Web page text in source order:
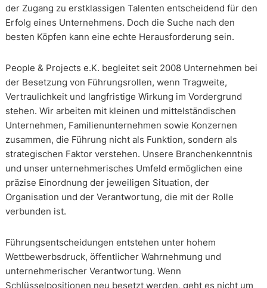
der Zugang zu erstklassigen Talenten entscheidend für den
Erfolg eines Unternehmens. Doch die Suche nach den
besten Köpfen kann eine echte Herausforderung sein.
People & Projects e.K. begleitet seit 2008 Unternehmen bei
der Besetzung von Führungsrollen, wenn Tragweite,
Vertraulichkeit und langfristige Wirkung im Vordergrund
stehen. Wir arbeiten mit kleinen und mittelständischen
Unternehmen, Familienunternehmen sowie Konzernen
zusammen, die Führung nicht als Funktion, sondern als
strategischen Faktor verstehen. Unsere Branchenkenntnis
und unser unternehmerisches Umfeld ermöglichen eine
präzise Einordnung der jeweiligen Situation, der
Organisation und der Verantwortung, die mit der Rolle
verbunden ist.
Führungsentscheidungen entstehen unter hohem
Wettbewerbsdruck, öffentlicher Wahrnehmung und
unternehmerischer Verantwortung. Wenn
Schlüsselpositionen neu besetzt werden, geht es nicht um